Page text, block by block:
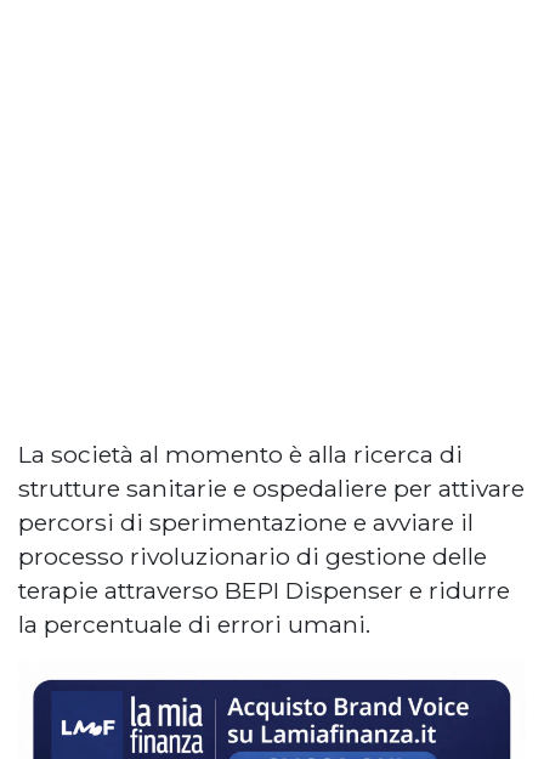
La società al momento è alla ricerca di
strutture sanitarie e ospedaliere per attivare
percorsi di sperimentazione e avviare il
processo rivoluzionario di gestione delle
terapie attraverso BEPI Dispenser e ridurre
la percentuale di errori umani.